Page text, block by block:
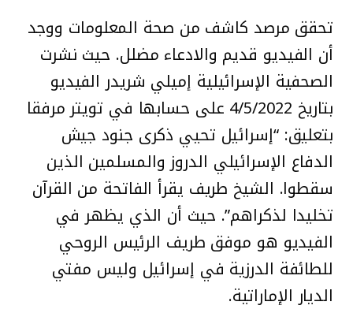
تحقق مرصد كاشف من صحة المعلومات ووجد
أن الفيديو قديم والادعاء مضلل. حيث نشرت
الصحفية الإسرائيلية إميلي شريدر الفيديو
بتاريخ 4/5/2022 على حسابها في تويتر مرفقا
بتعليق: “إسرائيل تحيي ذكرى جنود جيش
الدفاع الإسرائيلي الدروز والمسلمين الذين
سقطوا. الشيخ طريف يقرأ الفاتحة من القرآن
تخليدا لذكراهم”. حيث أن الذي يظهر في
الفيديو هو موفق طريف الرئيس الروحي
للطائفة الدرزية في إسرائيل وليس مفتي
الديار الإماراتية.